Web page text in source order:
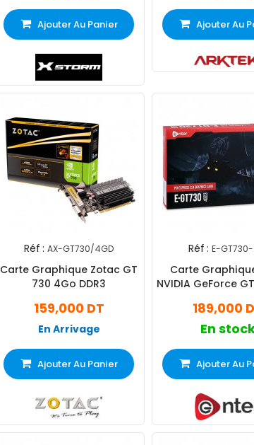
Ajouter Au Panier Ajouter Au
Réf : AX-GT730/4GD
Carte Graphique Zotac GT
730 4Go DDR3
159,000 DT
En Arrivage
Ajouter Au Panier
Réf : E-
Carte
NVIDIA GeForce
189,000
En
Ajouter Au